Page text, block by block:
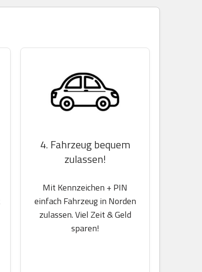
4. Fahrzeug bequem
zulassen!
Mit Kennzeichen + PIN
einfach Fahrzeug in Norden
zulassen. Viel Zeit & Geld
sparen!